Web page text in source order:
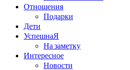
Отношения
Подарки
Дети
УспешнаЯ
На заметку
Интересное
Новости